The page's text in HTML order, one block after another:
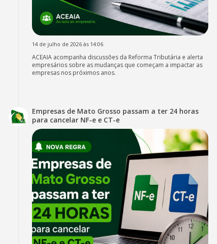
14 de julho de 2026 às 14:06
ACEAIA acompanha discussões da Reforma Tributária e alerta
empresários sobre as mudanças que começam a impactar as
empresas nos próximos anos.
Empresas de Mato Grosso passam a ter 24 horas
para cancelar NF-e e CT-e